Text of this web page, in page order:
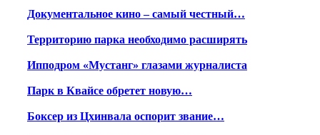
Документальное кино – самый честный…
Территорию парка необходимо расширять
Ипподром «Мустанг» глазами журналиста
Парк в Квайсе обретет новую…
Боксер из Цхинвала оспорит звание…